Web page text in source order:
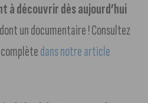
à découvrir dès aujourd’hui
un documentaire ! Consultez
dans notre article